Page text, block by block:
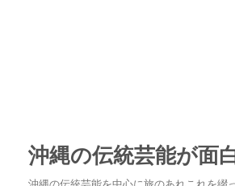
沖縄の伝統芸能が面